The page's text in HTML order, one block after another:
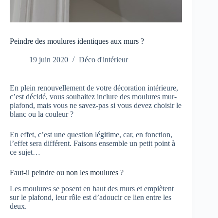
Peindre des moulures identiques aux murs ?
19 juin 2020 Déco d'intérieur
En plein renouvellement de votre décoration intérieure,
c’est décidé, vous souhaitez inclure des moulures mur-
plafond, mais vous ne savez-pas si vous devez choisir le
blanc ou la couleur ?
En effet, c’est une question légitime, car, en fonction,
l’effet sera différent. Faisons ensemble un petit point à
ce sujet…
Faut-il peindre ou non les moulures ?
Les moulures se posent en haut des murs et empiètent
sur le plafond, leur rôle est d’adoucir ce lien entre les
deux.